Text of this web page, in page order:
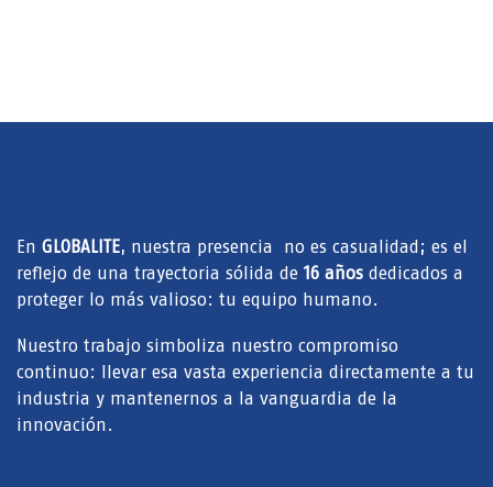
En GLOBALITE, nuestra presencia no es casualidad; es el
reflejo de una trayectoria sólida de 16 años dedicados a
proteger lo más valioso: tu equipo humano.
Nuestro trabajo simboliza nuestro compromiso
continuo: llevar esa vasta experiencia directamente a tu
industria y mantenernos a la vanguardia de la
innovación.